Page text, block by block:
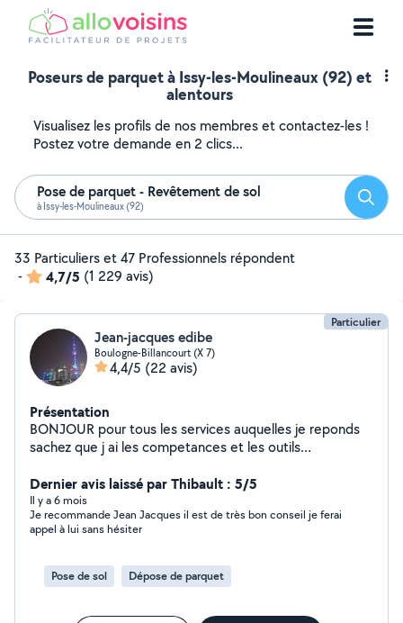
Poseurs de parquet à Issy-les-Moulineaux (92) et
alentours
Visualisez les profils de nos membres et contactez-les !
Postez votre demande en 2 clics...
Pose de parquet - Revêtement de sol
à Issy-les-Moulineaux (92)
33 Particuliers et 47 Professionnels répondent
-
4,7/5 (1 229 avis)
Particulier
Jean-jacques edibe
Boulogne-Billancourt (X 7)
4,4/5 (22 avis)
Présentation
BONJOUR pour tous les services auquelles je reponds
sachez que j ai les competances et les outils
Dernier avis laissé par Thibault : 5/5
Il y a 6 mois
Je recommande Jean Jacques il est de très bon conseil je ferai
appel à lui sans hésiter
Pose de sol Dépose de parquet